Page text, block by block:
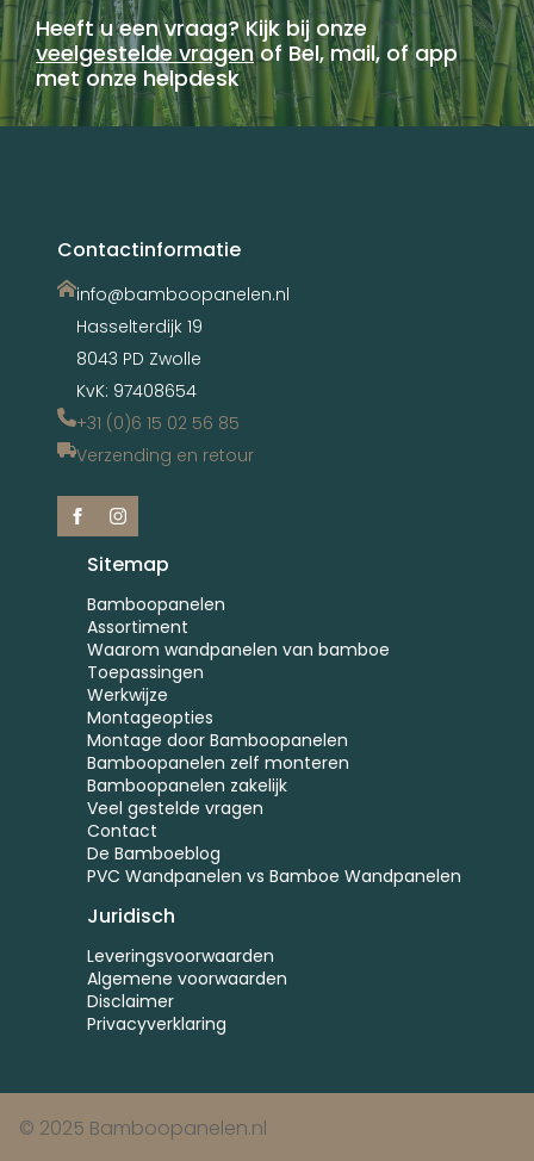
Heeft u een vraag? Kijk bij onze
veelgestelde vragenof Bel, mail, of app
met onze helpdesk
Contactinformatie
info@bamboopanelen.nl
Hasselterdijk 19
8043 PD Zwolle
KvK: 97408654
+31 (0)6 15 02 56 85
Verzending en retour
Sitemap
Bamboopanelen
Assortiment
Waarom wandpanelen van bamboe
Toepassingen
Werkwijze
Montageopties
Montage door Bamboopanelen
Bamboopanelen zelf monteren
Bamboopanelen zakelijk
Veel gestelde vragen
Contact
De Bamboeblog
PVC Wandpanelen vs Bamboe Wandpanelen
Juridisch
Leveringsvoorwaarden
Algemene voorwaarden
Disclaimer
Privacyverklaring
© 2025 Bamboopanelen.nl